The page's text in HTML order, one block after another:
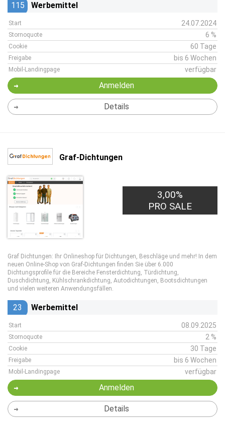
115 Werbemittel
Start 24.07.2024
Stornoquote 6 %
Cookie 60 Tage
Freigabe bis 6 Wochen
Mobil-Landingpage verfügbar
Anmelden
Details
Graf-Dichtungen
3,00%
PRO SALE
Graf Dichtungen: Ihr Onlineshop für Dichtungen, Beschläge und mehr! In dem
neuen Online-Shop von Graf-Dichtungen finden Sie über 6.000
Dichtungsprofile für die Bereiche Fensterdichtung, Türdichtung,
Duschdichtung, Kühlschrankdichtung, Autodichtungen, Bootsdichtungen
und vielen weiteren Anwendungsfällen.
23 Werbemittel
Start 08.09.2025
Stornoquote 2 %
Cookie 30 Tage
Freigabe bis 6 Wochen
Mobil-Landingpage verfügbar
Anmelden
Details